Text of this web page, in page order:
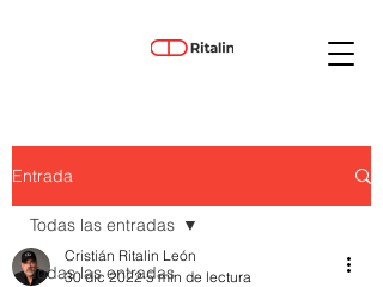
Entrada
Todas las entradas
Todas las entradas
Cristián Ritalin León
30 dic 2022 5 min de lectura